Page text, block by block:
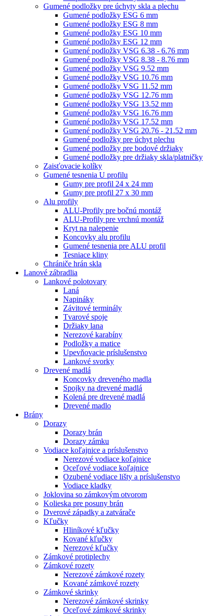
Gumené podložky pre úchyty skla a plechu
Gumené podložky ESG 6 mm
Gumené podložky ESG 8 mm
Gumené podložky ESG 10 mm
Gumené podložky ESG 12 mm
Gumené podložky VSG 6.38 - 6.76 mm
Gumené podložky VSG 8.38 - 8.76 mm
Gumené podložky VSG 9.52 mm
Gumené podložky VSG 10.76 mm
Gumené podložky VSG 11.52 mm
Gumené podložky VSG 12.76 mm
Gumené podložky VSG 13.52 mm
Gumené podložky VSG 16.76 mm
Gumené podložky VSG 17.52 mm
Gumené podložky VSG 20.76 - 21.52 mm
Gumené podložky pre úchyt plechu
Gumené podložky pre bodové držiaky
Gumené podložky pre držiaky skla/platničky
Zaisťovacie kolíky
Gumené tesnenia U profilu
Gumy pre profil 24 x 24 mm
Gumy pre profil 27 x 30 mm
Alu profily
ALU-Profily pre bočnú montáž
ALU-Profily pre vrchnú montáž
Kryt na nalepenie
Koncovky alu profilu
Gumené tesnenia pre ALU profil
Tesniace kliny
Chrániče hrán skla
Lanové zábradlia
Lankové polotovary
Laná
Napináky
Závitové terminály
Tvarové spoje
Držiaky lana
Nerezové karabíny
Podložky a matice
Upevňovacie príslušenstvo
Lankové svorky
Drevené madlá
Koncovky dreveného madla
Spojky na drevené madlá
Kolená pre drevené madlá
Drevené madlo
Brány
Dorazy
Dorazy brán
Dorazy zámku
Vodiace koľajnice a príslušenstvo
Nerezové vodiace koľajnice
Oceľové vodiace koľajnice
Ozubené vodiace lišty a príslušenstvo
Vodiace kladky
Joklovina so zámkovým otvorom
Kolieska pre posuny brán
Dverové západky a zatvárače
Kľučky
Hliníkové kľučky
Kované kľučky
Nerezové kľučky
Zámkové protiplechy
Zámkové rozety
Nerezové zámkové rozety
Kované zámkové rozety
Zámkové skrinky
Nerezové zámkové skrinky
Oceľové zámkové skrinky